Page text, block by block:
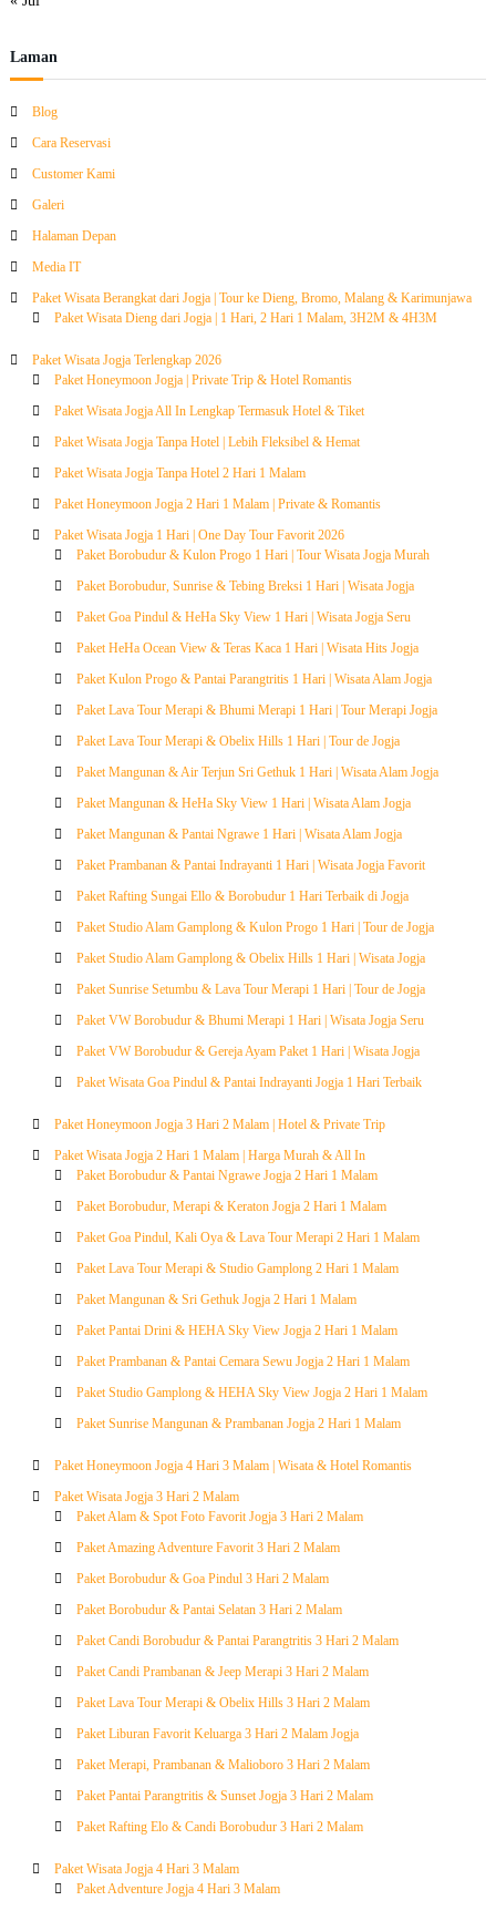
Laman
Blog
Cara Reservasi
Customer Kami
Galeri
Halaman Depan
Media IT
Paket Wisata Berangkat dari Jogja | Tour ke Dieng, Bromo, Malang & Karimunjawa
Paket Wisata Dieng dari Jogja | 1 Hari, 2 Hari 1 Malam, 3H2M & 4H3M
Paket Wisata Jogja Terlengkap 2026
Paket Honeymoon Jogja | Private Trip & Hotel Romantis
Paket Wisata Jogja All In Lengkap Termasuk Hotel & Tiket
Paket Wisata Jogja Tanpa Hotel | Lebih Fleksibel & Hemat
Paket Wisata Jogja Tanpa Hotel 2 Hari 1 Malam
Paket Honeymoon Jogja 2 Hari 1 Malam | Private & Romantis
Paket Wisata Jogja 1 Hari | One Day Tour Favorit 2026
Paket Borobudur & Kulon Progo 1 Hari | Tour Wisata Jogja Murah
Paket Borobudur, Sunrise & Tebing Breksi 1 Hari | Wisata Jogja
Paket Goa Pindul & HeHa Sky View 1 Hari | Wisata Jogja Seru
Paket HeHa Ocean View & Teras Kaca 1 Hari | Wisata Hits Jogja
Paket Kulon Progo & Pantai Parangtritis 1 Hari | Wisata Alam Jogja
Paket Lava Tour Merapi & Bhumi Merapi 1 Hari | Tour Merapi Jogja
Paket Lava Tour Merapi & Obelix Hills 1 Hari | Tour de Jogja
Paket Mangunan & Air Terjun Sri Gethuk 1 Hari | Wisata Alam Jogja
Paket Mangunan & HeHa Sky View 1 Hari | Wisata Alam Jogja
Paket Mangunan & Pantai Ngrawe 1 Hari | Wisata Alam Jogja
Paket Prambanan & Pantai Indrayanti 1 Hari | Wisata Jogja Favorit
Paket Rafting Sungai Ello & Borobudur 1 Hari Terbaik di Jogja
Paket Studio Alam Gamplong & Kulon Progo 1 Hari | Tour de Jogja
Paket Studio Alam Gamplong & Obelix Hills 1 Hari | Wisata Jogja
Paket Sunrise Setumbu & Lava Tour Merapi 1 Hari | Tour de Jogja
Paket VW Borobudur & Bhumi Merapi 1 Hari | Wisata Jogja Seru
Paket VW Borobudur & Gereja Ayam Paket 1 Hari | Wisata Jogja
Paket Wisata Goa Pindul & Pantai Indrayanti Jogja 1 Hari Terbaik
Paket Honeymoon Jogja 3 Hari 2 Malam | Hotel & Private Trip
Paket Wisata Jogja 2 Hari 1 Malam | Harga Murah & All In
Paket Borobudur & Pantai Ngrawe Jogja 2 Hari 1 Malam
Paket Borobudur, Merapi & Keraton Jogja 2 Hari 1 Malam
Paket Goa Pindul, Kali Oya & Lava Tour Merapi 2 Hari 1 Malam
Paket Lava Tour Merapi & Studio Gamplong 2 Hari 1 Malam
Paket Mangunan & Sri Gethuk Jogja 2 Hari 1 Malam
Paket Pantai Drini & HEHA Sky View Jogja 2 Hari 1 Malam
Paket Prambanan & Pantai Cemara Sewu Jogja 2 Hari 1 Malam
Paket Studio Gamplong & HEHA Sky View Jogja 2 Hari 1 Malam
Paket Sunrise Mangunan & Prambanan Jogja 2 Hari 1 Malam
Paket Honeymoon Jogja 4 Hari 3 Malam | Wisata & Hotel Romantis
Paket Wisata Jogja 3 Hari 2 Malam
Paket Alam & Spot Foto Favorit Jogja 3 Hari 2 Malam
Paket Amazing Adventure Favorit 3 Hari 2 Malam
Paket Borobudur & Goa Pindul 3 Hari 2 Malam
Paket Borobudur & Pantai Selatan 3 Hari 2 Malam
Paket Candi Borobudur & Pantai Parangtritis 3 Hari 2 Malam
Paket Candi Prambanan & Jeep Merapi 3 Hari 2 Malam
Paket Lava Tour Merapi & Obelix Hills 3 Hari 2 Malam
Paket Liburan Favorit Keluarga 3 Hari 2 Malam Jogja
Paket Merapi, Prambanan & Malioboro 3 Hari 2 Malam
Paket Pantai Parangtritis & Sunset Jogja 3 Hari 2 Malam
Paket Rafting Elo & Candi Borobudur 3 Hari 2 Malam
Paket Wisata Jogja 4 Hari 3 Malam
Paket Adventure Jogja 4 Hari 3 Malam